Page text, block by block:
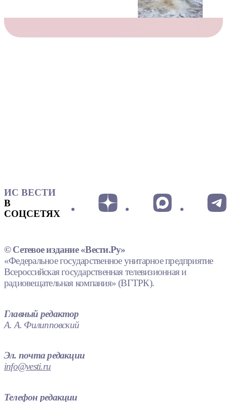
ИС ВЕСТИ
В
СОЦСЕТЯХ
© Сетевое издание «Вести.Ру»
«Федеральное государственное унитарное предприятие
Всероссийская государственная телевизионная и
радиовещательная компания» (ВГТРК).
Главный редактор
А. А. Филипповский
Эл. почта редакции
info@vesti.ru
Телефон редакции